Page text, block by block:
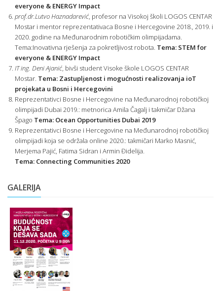
everyone & ENERGY Impact
prof.dr.Lutvo Haznadarević, profesor na Visokoj školi LOGOS CENTAR
Mostar i mentor reprezentativaca Bosne i Hercegovine 2018., 2019. i
2020. godine na Međunarodnim robotičkim olimpijadama.
Tema:Inovativna rješenja za pokretljivost robota. Tema: STEM for
everyone & ENERGY Impact
IT ing. Deni Ajanić, bivši student Visoke škole LOGOS CENTAR
Mostar. Tema: Zastupljenost i mogućnosti realizovanja ioT
projekata u Bosni i Hercegovini
Reprezentativci Bosne i Hercegovine na Međunarodnoj robotičkoj
olimpijadi Dubai 2019.: metnorica Amila Čagalj i takmičar Džana
Špago Tema: Ocean Opportunities Dubai 2019
Reprezentativci Bosne i Hercegovine na Međunarodnoj robotičkoj
olimpijadi koja se održala online 2020.: takmičari Marko Masnić,
Merjema Pajić, Fatima Sidran i Armin Đidelija.
Tema: Connecting Communities 2020
GALERIJA